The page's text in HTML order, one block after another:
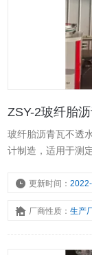
ZSY-2玻纤胎
玻纤胎沥青瓦不透
计制造，适用于测
与气筒加压，在测
更新时间：
厂商性质：生产